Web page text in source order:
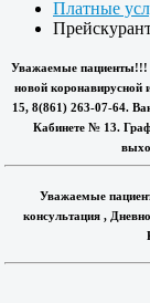
Платные
Уважаемые пациенты!!!
новой
15, 8(861) 263-07-64.
Кабинете № 13.
Уважаемые
консультация ,